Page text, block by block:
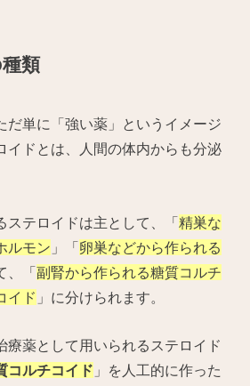
類
だ単に「強い薬」というイメージ
イドとは、人間の体内からも分泌
ステロイドは主として、「精巣な
ルモン 」「卵巣などから作られる
、「副腎から作られる糖質コルチ
イド 」に分けられます。
療薬として用いられるステロイド
コルチコイド 」を人工的に作った